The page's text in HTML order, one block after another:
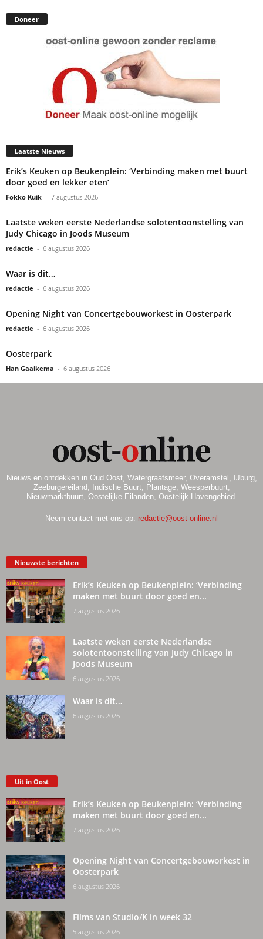
Doneer
Laatste Nieuws
Erik’s Keuken op Beukenplein: ‘Verbinding maken met buurt
door goed en lekker eten’
Fokko Kuik - 7 augustus 2026
Laatste weken eerste Nederlandse solotentoonstelling van
Judy Chicago in Joods Museum
redactie - 6 augustus 2026
Waar is dit…
redactie - 6 augustus 2026
Opening Night van Concertgebouworkest in Oosterpark
redactie - 6 augustus 2026
Oosterpark
Han Gaaikema - 6 augustus 2026
Nieuws en ontdekken in Oud Oost, Watergraafsmeer, Overamstel, IJburg,
Zeeburgereiland, Indische Buurt, Plantage, Weesperbuurt,
Nieuwmarktbuurt, Oostelijke Eilanden, Oostelijk Havengebied.
Neem contact met ons op: redactie@oost-online.nl
Nieuwste berichten
Erik’s Keuken op Beukenplein: ‘Verbinding
maken met buurt door goed en...
7 augustus 2026
Laatste weken eerste Nederlandse
solotentoonstelling van Judy Chicago in
Joods Museum
6 augustus 2026
Waar is dit…
6 augustus 2026
Uit in Oost
Erik’s Keuken op Beukenplein: ‘Verbinding
maken met buurt door goed en...
7 augustus 2026
Opening Night van Concertgebouworkest in
Oosterpark
6 augustus 2026
Films van Studio/K in week 32
5 augustus 2026